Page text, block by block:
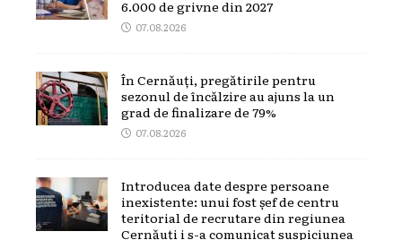
6.000 de grivne din 2027
07.08.2026
În Cernăuți, pregătirile pentru
sezonul de încălzire au ajuns la un
grad de finalizare de 79%
07.08.2026
Introducea date despre persoane
inexistente: unui fost șef de centru
teritorial de recrutare din regiunea
Cernăuți i s-a comunicat suspiciunea